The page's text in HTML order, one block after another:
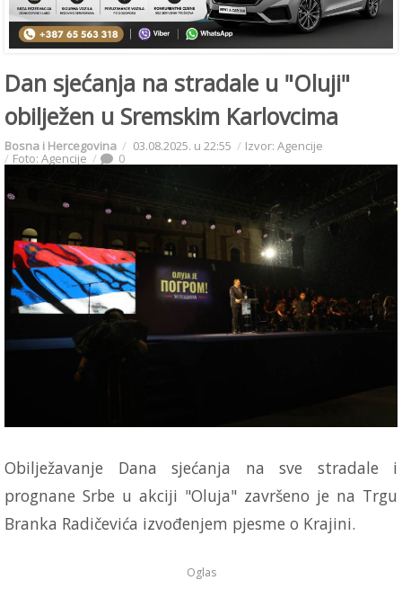
Dan sjećanja na stradale u "Oluji"
obilježen u Sremskim Karlovcima
Bosna i Hercegovina 03.08.2025. u 22:55 Izvor: Agencije
Foto: Agencije 0
Obilježavanje Dana sjećanja na sve stradale i
prognane Srbe u akciji "Oluja" završeno je na Trgu
Branka Radičevića izvođenjem pjesme o Krajini.
Oglas